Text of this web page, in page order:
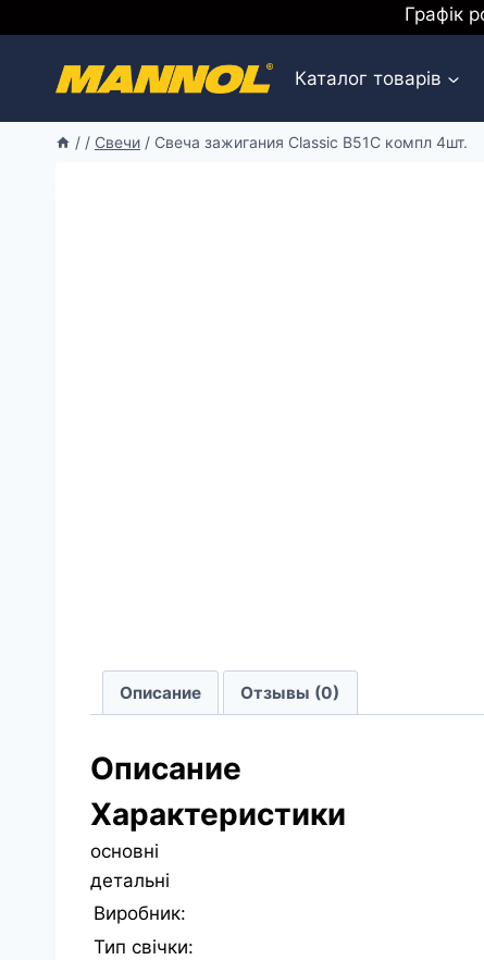
содержимому
Графік
Каталог товарів
/ / Свечи / Свеча зажигания Classic B51C компл 4шт.
Описание Отзывы (0)
Описание
Характеристики
основні
детальні
Виробник:
Тип свічки: